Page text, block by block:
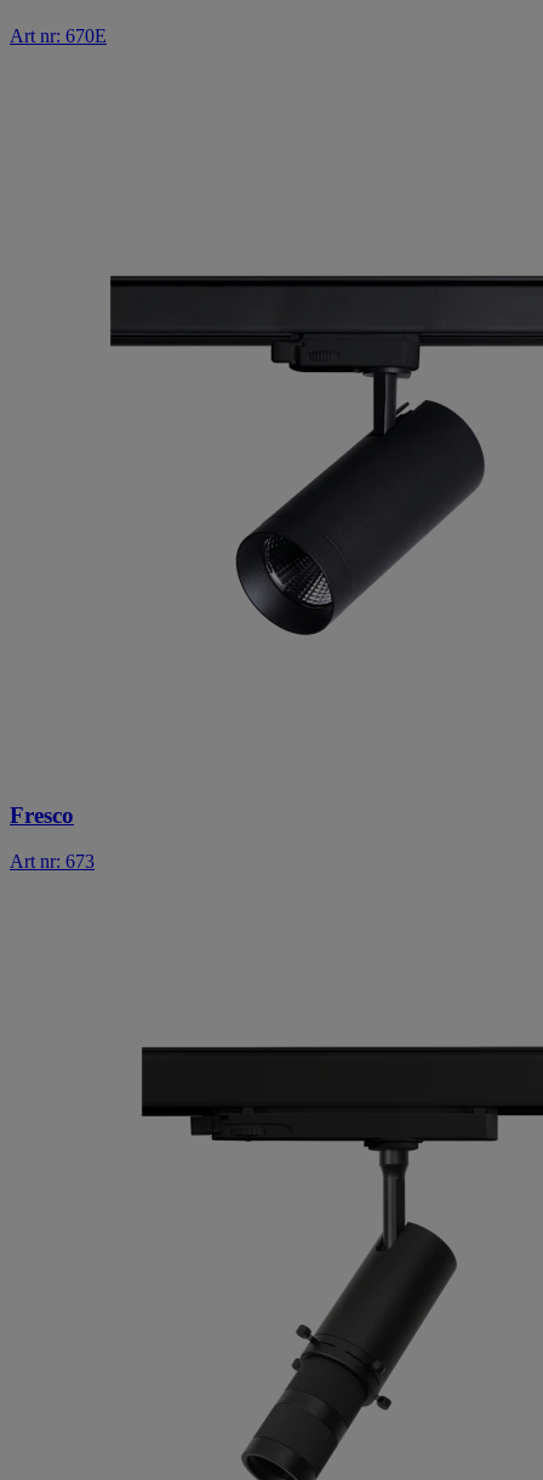
Art nr: 670E
Fresco
Art nr: 673